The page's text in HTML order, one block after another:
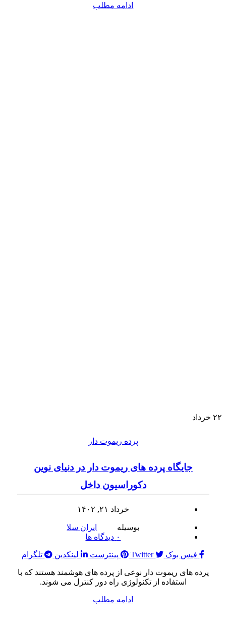
ادامه مطلب
۲۲ خرداد
پرده ریموت دار
جایگاه پرده های ریموت دار در دنیای نوین
دکوراسیون داخل
خرداد ۲۱, ۱۴۰۲
بوسیله
ایران سلا
۰ دیدگاه ها
فیس بوک Twitter پینترست لینکدین تلگرام
پرده های ریموت دار نوعی از پرده های هوشمند هستند که با
استفاده از تکنولوژی راه دور کنترل می شوند.
ادامه مطلب